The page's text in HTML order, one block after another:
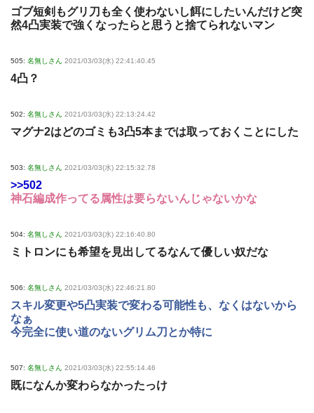
ゴブ短剣もグリ刀も全く使わないし餌にしたいんだけど突
然4凸実装で強くなったらと思うと捨てられないマン
505: 名無しさん 2021/03/03(水) 22:41:40.45
4凸？
502: 名無しさん 2021/03/03(水) 22:13:24.42
マグナ2はどのゴミも3凸5本までは取っておくことにした
503: 名無しさん 2021/03/03(水) 22:15:32.78
>>502
神石編成作ってる属性は要らないんじゃないかな
504: 名無しさん 2021/03/03(水) 22:16:40.80
ミトロンにも希望を見出してるなんて優しい奴だな
506: 名無しさん 2021/03/03(水) 22:46:21.80
スキル変更や5凸実装で変わる可能性も、なくはないから
なぁ
今完全に使い道のないグリム刀とか特に
507: 名無しさん 2021/03/03(水) 22:55:14.46
既になんか変わらなかったっけ